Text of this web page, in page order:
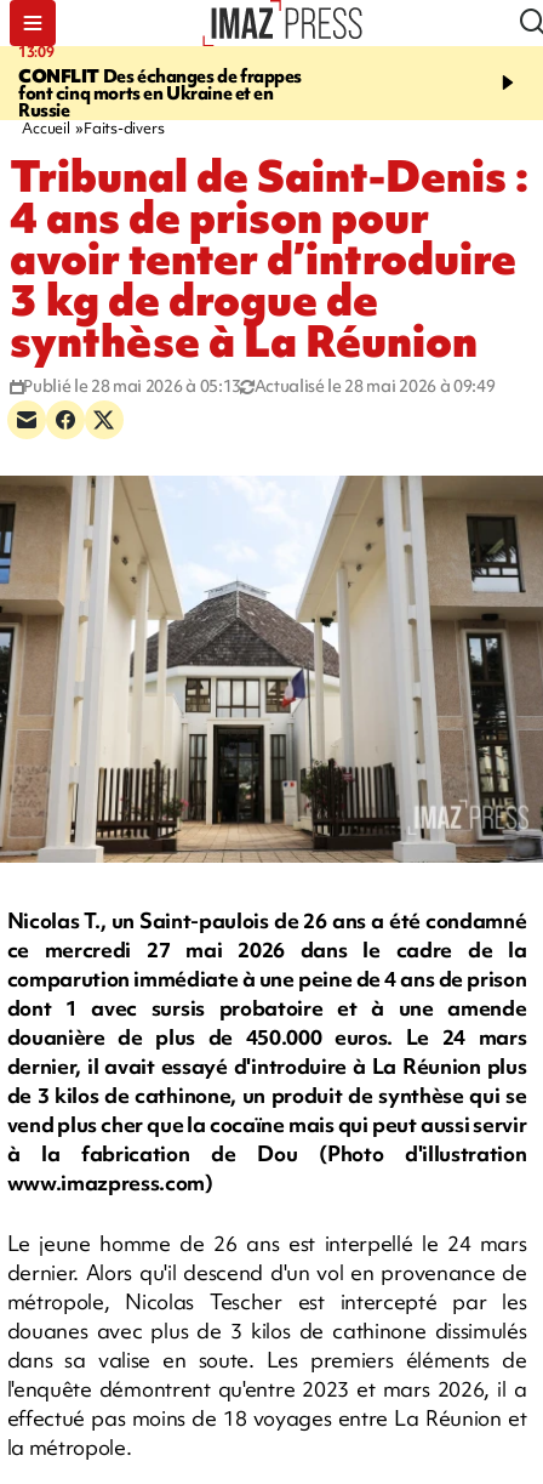
13:09
CONFLIT Des échanges de frappes
font cinq morts en Ukraine et en
Russie
17:14
Quatre
européennes pour les
Accueil Faits-divers
Tribunal de Saint-Denis :
4 ans de prison pour
avoir tenter d’introduire
3 kg de drogue de
synthèse à La Réunion
Publié le 28 mai 2026 à 05:13 Actualisé le 28 mai 2026 à 09:49
Nicolas T., un Saint-paulois de 26 ans a été condamné
ce mercredi 27 mai 2026 dans le cadre de la
comparution immédiate à une peine de 4 ans de prison
dont 1 avec sursis probatoire et à une amende
douanière de plus de 450.000 euros. Le 24 mars
dernier, il avait essayé d'introduire à La Réunion plus
de 3 kilos de cathinone, un produit de synthèse qui se
vend plus cher que la cocaïne mais qui peut aussi servir
à la fabrication de Dou (Photo d'illustration
www.imazpress.com)
Le jeune homme de 26 ans est interpellé le 24 mars
dernier. Alors qu'il descend d'un vol en provenance de
métropole, Nicolas Tescher est intercepté par les
douanes avec plus de 3 kilos de cathinone dissimulés
dans sa valise en soute. Les premiers éléments de
l'enquête démontrent qu'entre 2023 et mars 2026, il a
effectué pas moins de 18 voyages entre La Réunion et
la métropole.